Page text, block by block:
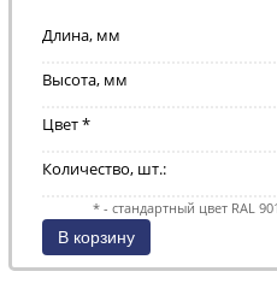
Длина, мм
Высота, мм
Цвет *
Количество, шт.:
* - стандартный цвет RAL